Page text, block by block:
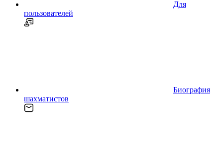
Для
пользователей
Биография
шахматистов